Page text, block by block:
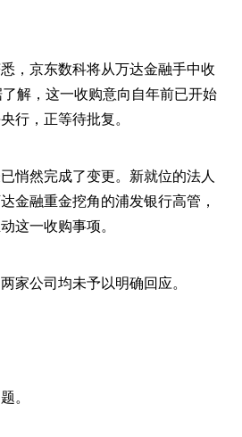
，京东数科将从万达金融手中收
解，这一收购意向自年前已开始
行，正等待批复。
悄然完成了变更。新就位的法人
金融重金挖角的浦发银行高管，
这一收购事项。
家公司均未予以明确回应。
。